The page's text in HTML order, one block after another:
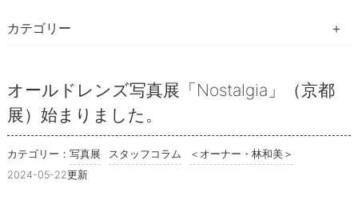
カテゴリー
写真展
教室・イベント・WSのご案内
オールドレンズ写真展「Nostalgia」（京都
展）始まりました。
カテゴリー： 写真展 スタッフコラム
＜オーナー・林和美＞
2024-05-22更新